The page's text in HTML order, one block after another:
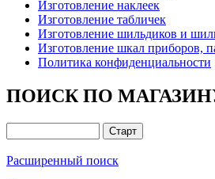
Изготовление наклеек
Изготовление табличек
Изготовление шильдиков и
Изготовление шкал приборов,
Политика конфиденциальности
ПОИСК ПО
Расширенный поиск